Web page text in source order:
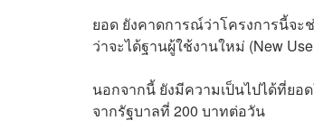
ยอด ยังคาดการณ์ว่าโครงการนี้จะ
ว่าจะได้ฐานผู้ใช้งานใหม่ (New
นอกจากนี้ ยังมีความเป็นไปได้ที่ยอ
จากรัฐบาลที่ 200 บาทต่อวัน